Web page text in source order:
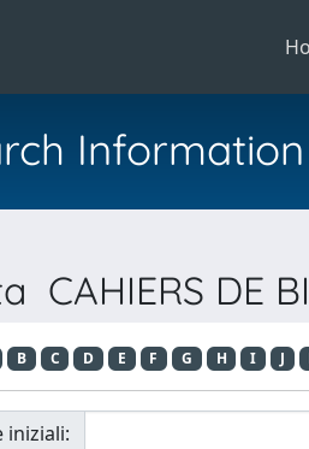
CAHIERS DE
B C D E F G H I J
iniziali: